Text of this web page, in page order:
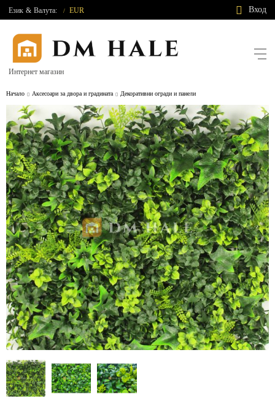
Език & Валута: / EUR Вход
Интернет магазин
Начало Аксесоари за двора и градината Декоративни огради и панели